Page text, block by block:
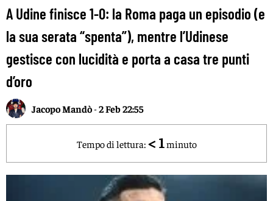
A Udine finisce 1-0: la Roma paga un episodio (e
la sua serata “spenta”), mentre l’Udinese
gestisce con lucidità e porta a casa tre punti
d’oro
Jacopo Mandò-2 Feb 22:55
Tempo di lettura: < 1 minuto